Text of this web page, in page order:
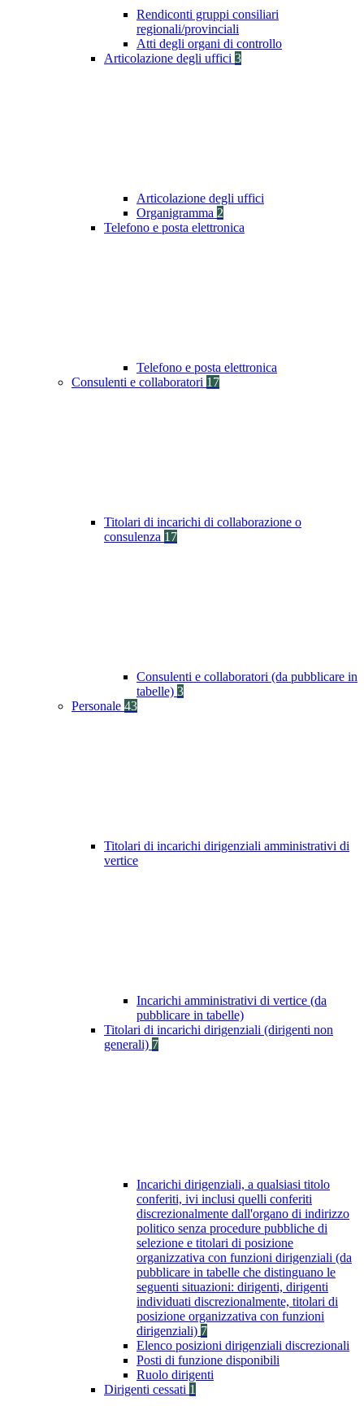
Rendiconti gruppi consiliari
regionali/provinciali
Atti degli organi di controllo
Articolazione degli uffici 3
Articolazione degli uffici
Organigramma 2
Telefono e posta elettronica
Telefono e posta elettronica
Consulenti e collaboratori 17
Titolari di incarichi di collaborazione o
consulenza 17
Consulenti e collaboratori (da pubblicare in
tabelle) 3
Personale 43
Titolari di incarichi dirigenziali amministrativi di
vertice
Incarichi amministrativi di vertice (da
pubblicare in tabelle)
Titolari di incarichi dirigenziali (dirigenti non
generali) 7
Incarichi dirigenziali, a qualsiasi titolo
conferiti, ivi inclusi quelli conferiti
discrezionalmente dall'organo di indirizzo
politico senza procedure pubbliche di
selezione e titolari di posizione
organizzativa con funzioni dirigenziali (da
pubblicare in tabelle che distinguano le
seguenti situazioni: dirigenti, dirigenti
individuati discrezionalmente, titolari di
posizione organizzativa con funzioni
dirigenziali) 7
Elenco posizioni dirigenziali discrezionali
Posti di funzione disponibili
Ruolo dirigenti
Dirigenti cessati 1